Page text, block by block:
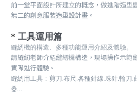
前一堂平面設計所建立的概念，做進階造型
無二的創意服裝造型設計畫。
* 工具運用篇
縫紉機的構造、多種功能運用介紹及體驗。
請縫紉老師介紹縫紉機構造，現場操作示範
實際進行體驗。
縫紉用工具：剪刀.布尺 .各種針線.珠針.輪刀.
器…